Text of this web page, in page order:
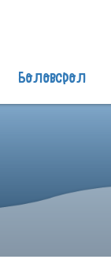
Боловсрол